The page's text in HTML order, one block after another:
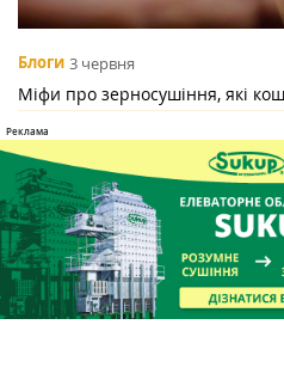
Блоги 3 червня
Міфи про зерносушіння, які